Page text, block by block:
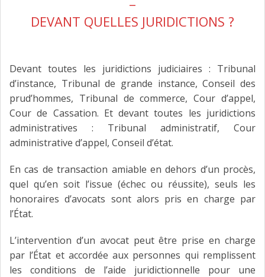
DEVANT QUELLES JURIDICTIONS ?
Devant toutes les juridictions judiciaires : Tribunal
d’instance, Tribunal de grande instance, Conseil des
prud’hommes, Tribunal de commerce, Cour d’appel,
Cour de Cassation. Et devant toutes les juridictions
administratives : Tribunal administratif, Cour
administrative d’appel, Conseil d’état.
En cas de transaction amiable en dehors d’un procès,
quel qu’en soit l’issue (échec ou réussite), seuls les
honoraires d’avocats sont alors pris en charge par
l’État.
L’intervention d’un avocat peut être prise en charge
par l’État et accordée aux personnes qui remplissent
les conditions de l’aide juridictionnelle pour une